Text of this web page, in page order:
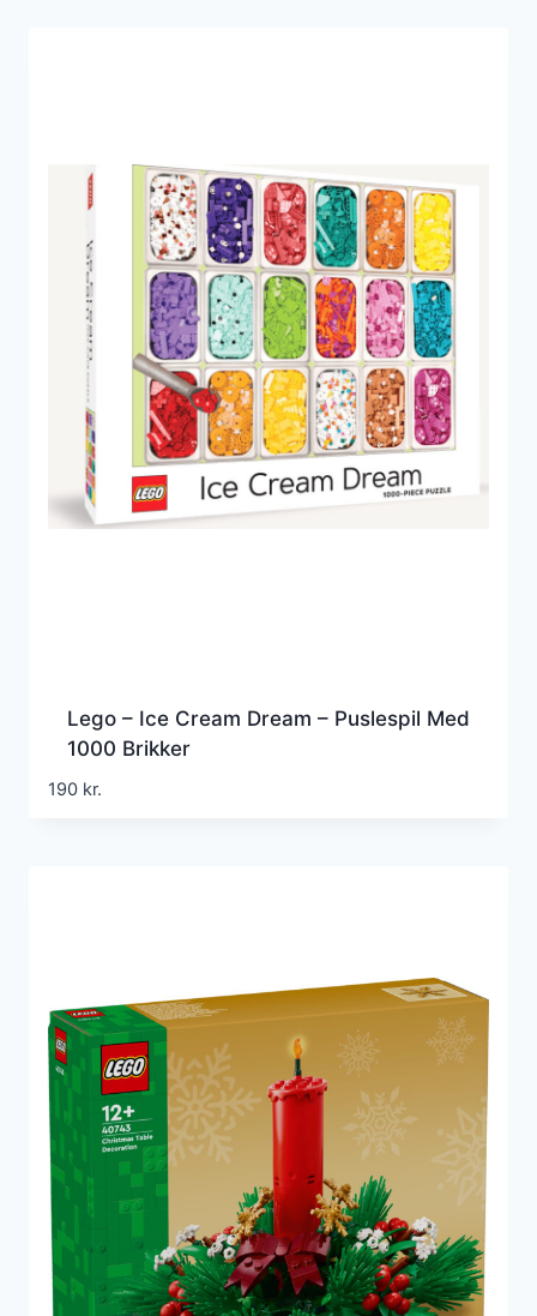
Lego – Ice Cream Dream – Puslespil Med
1000 Brikker
190 kr.